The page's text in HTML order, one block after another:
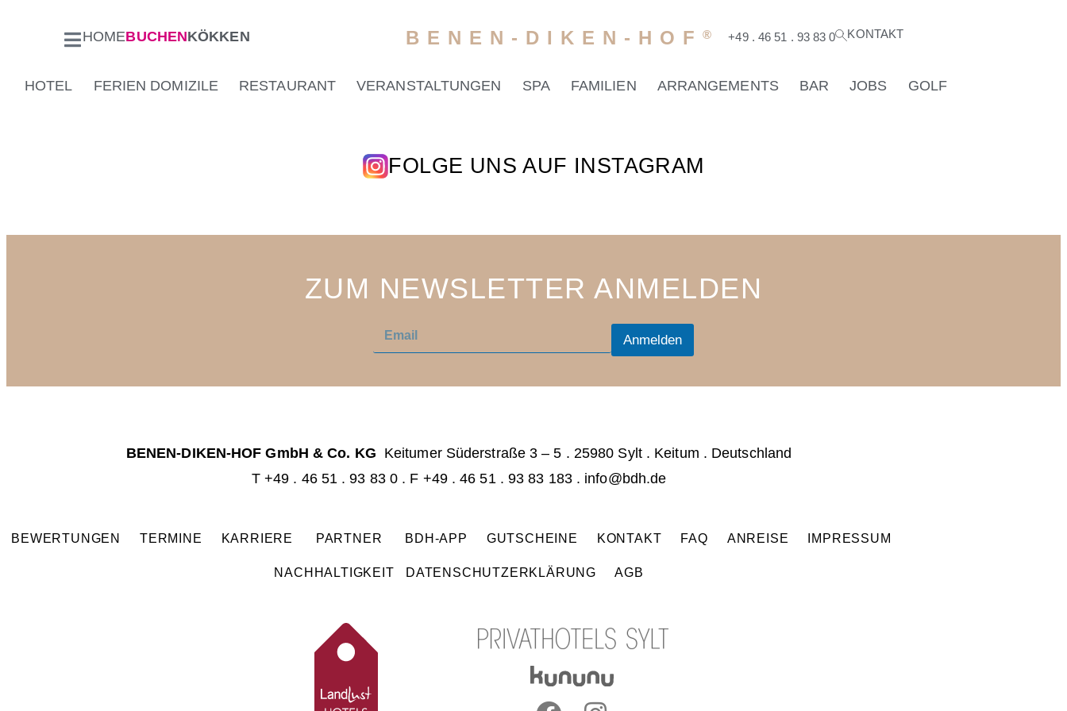
HOMEBUCHENKÖKKEN BENEN-DIKEN-HOF ® +49 . 46 51 . 93 83 0 KONTAKT
HOTEL FERIEN DOMIZILE RESTAURANT VERANSTALTUNGEN SPA FAMILIEN ARRANGEMENTS BAR JOBS GOLF
FOLGE UNS AUF INSTAGRAM
ZUM NEWSLETTER ANMELDEN
a
l
Anmelden
BENEN-DIKEN-HOF GmbH & Co. KG Keitumer Süderstraße 3 – 5 . 25980 Sylt . Keitum . Deutschland
T +49 . 46 51 . 93 83 0 . F +49 . 46 51 . 93 83 183 . info@bdh.de
BEWERTUNGEN TERMINE KARRIERE PARTNER BDH-APP GUTSCHEINE KONTAKT FAQ ANREISE IMPRESSUM
NACHHALTIGKEIT DATENSCHUTZERKLÄRUNG AGB